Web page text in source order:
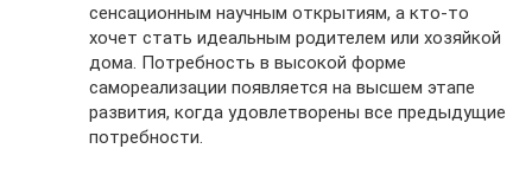
сенсационным научным открытиям, а кто-то
хочет стать идеальным родителем или хозяйкой
дома. Потребность в высокой форме
самореализации появляется на высшем этапе
развития, когда удовлетворены все предыдущие
потребности.